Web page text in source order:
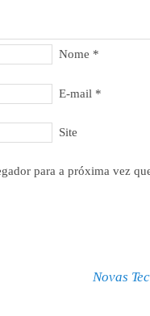
Nome *
E-mail *
Site
para a próxima vez
Novas